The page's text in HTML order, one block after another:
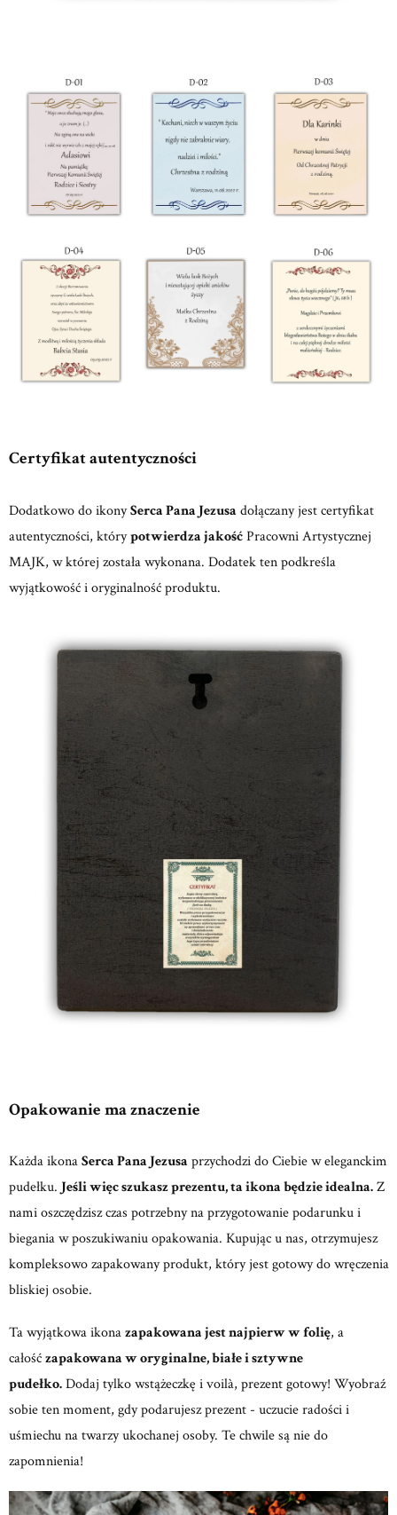
Certyfikat autentyczności
Dodatkowo do ikonySerca Pana Jezusa dołączany jest certyfikat
autentyczności, którypotwierdza jakośćPracowni Artystycznej
MAJK, w której została wykonana. Dodatek ten podkreśla
wyjątkowość i oryginalność produktu.
Opakowanie ma znaczenie
Każda ikonaSerca Pana Jezusa przychodzi do Ciebie w eleganckim
pudełku. Jeśli więc szukasz prezentu, ta ikona będzie idealna.Z
nami oszczędzisz czas potrzebny na przygotowanie podarunku i
biegania w poszukiwaniu opakowania. Kupując u nas, otrzymujesz
kompleksowo zapakowany produkt, który jest gotowy do wręczenia
bliskiej osobie.
Ta wyjątkowa ikonazapakowana jest najpierw w folię, a
całośćzapakowana w oryginalne, białe i sztywne
pudełko.Dodaj tylko wstążeczkę i voilà, prezent gotowy! Wyobraź
sobie ten moment, gdy podarujesz prezent - uczucie radości i
uśmiechu na twarzy ukochanej osoby. Te chwile są nie do
zapomnienia!